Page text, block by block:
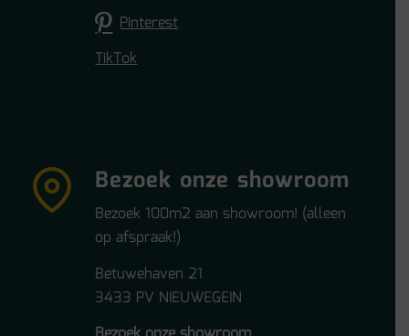
Pinterest
TikTok
Bezoek onze showroom
Bezoek 100m2 aan showroom! (alleen
op afspraak!)
Betuwehaven 21
3433 PV NIEUWEGEIN